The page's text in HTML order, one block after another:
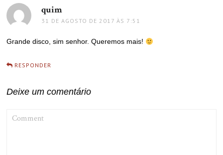
quim
31 DE AGOSTO DE 2017 ÀS 7:51
Grande disco, sim senhor. Queremos mais!
RESPONDER
Deixe um comentário